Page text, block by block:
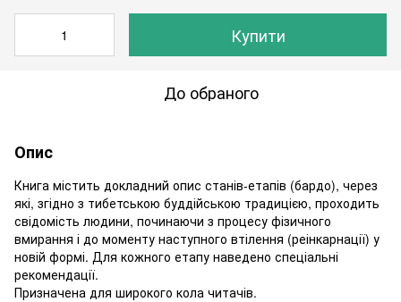
Купити
До обраного
Опис
Книга містить докладний опис станів-етапів (бардо), через
які, згідно з тибетською буддійською традицією, проходить
свідомість людини, починаючи з процесу фізичного
вмирання і до моменту наступного втілення (реінкарнації) у
новій формі. Для кожного етапу наведено спеціальні
рекомендації.
Призначена для широкого кола читачів.